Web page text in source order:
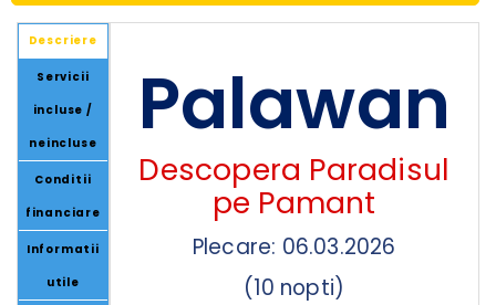
Descriere
Servicii
incluse /
neincluse
Conditii
financiare
Informatii
utile
Palawan
Descopera Paradisul
pe Pamant
Plecare: 06.03.2026
(10 nopti)